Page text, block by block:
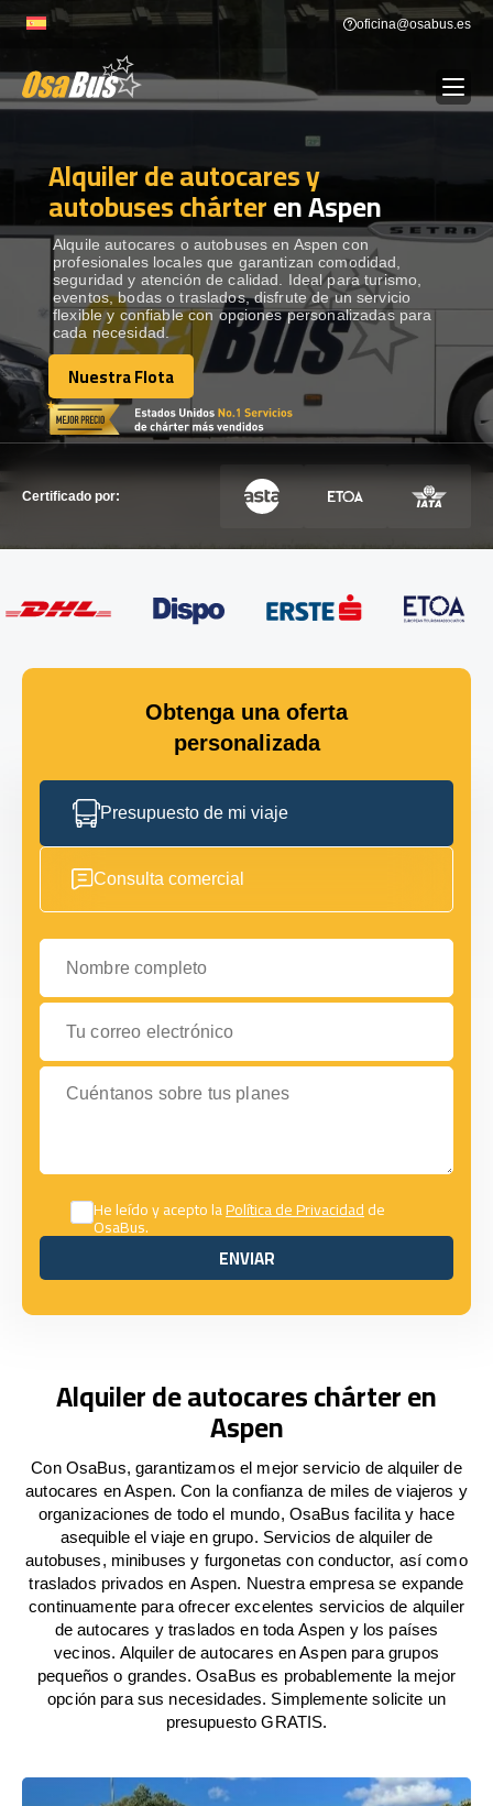
to
oficina@osabus.es
ALQUILER DE AUTOCARES
DESTINOS Show dropdown
RECORRIDAS Show dropdown
FLOTA
CONTÁCTENOS
Alquiler de autocares y
autobuses chárteren Aspen
Alquile autocares o autobuses en Aspen con
profesionales locales que garantizan comodidad,
seguridad y atención de calidad. Ideal para turismo,
eventos, bodas o traslados, disfrute de un servicio
flexible y confiable con opciones personalizadas para
cada necesidad.
Nuestra Flota
Nuestra Flota
Certificado por:
Obtenga una oferta
personalizada
Presupuesto de mi viaje
Consulta comercial
Nombre completo
Tu correo electrónico
Cuéntanos sobre tus planes
He leído y acepto laPolítica de Privacidadde
OsaBus.
ENVIAR
ENVIAR
Alquiler de autocares chárter en
Aspen
Con OsaBus, garantizamos el mejor servicio de alquiler de
autocares en Aspen. Con la confianza de miles de viajeros y
organizaciones de todo el mundo, OsaBus facilita y hace
asequible el viaje en grupo. Servicios de alquiler de
autobuses, minibuses y furgonetas con conductor, así como
traslados privados en Aspen. Nuestra empresa se expande
continuamente para ofrecer excelentes servicios de alquiler
de autocares y traslados en toda Aspen y los países
vecinos. Alquiler de autocares en Aspen para grupos
pequeños o grandes. OsaBus es probablemente la mejor
opción para sus necesidades. Simplemente solicite un
presupuesto GRATIS.